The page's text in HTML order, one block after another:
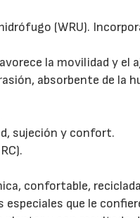
(WRU).
la movilidad y el
absorbente de la
sujeción y confort.
confortable,
que le